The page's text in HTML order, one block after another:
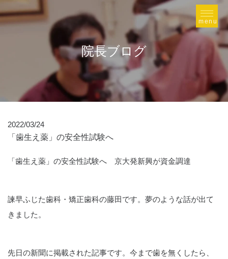
院長ブログ
2022/03/24
「歯生え薬」の安全性試験へ
「歯生え薬」の安全性試験へ 京大発新興が資金調達
諫早ふじた歯科・矯正歯科の藤田です。夢のような話が出て
きました。
先日の新聞に掲載された記事です。今まで歯を無くしたら、